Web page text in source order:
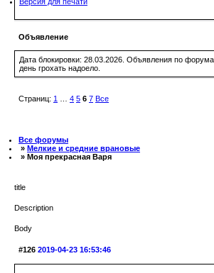
Объявление
Дата блокировки: 28.03.2026. Объявления по
день грохать надоело.
Страниц: 1 … 4 5 6 7 Все
Все форумы
» Мелкие и средние врановые
» Моя прекрасная Варя
title
Description
Body
#126 2019-04-23 16:53:46